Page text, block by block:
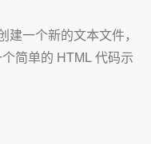
一个新的文本文件，
简单的 HTML 代码示